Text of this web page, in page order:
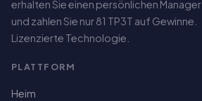
erhalten Sie einen persönlichen Manager
und zahlen Sie nur 81 TP3T auf Gewinne.
Lizenzierte Technologie.
PLATTFORM
Heim